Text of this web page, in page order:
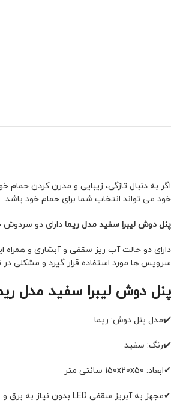
اگر به دنبال تازگی، زیبایی و مدرن کردن حمام
خود می تواند انتخاب شما برای حمام خود باشد.
پنل دوش لیبرا سفید مدل ریما دارای دو
دارای دو حالت آب ریز سقفی و آبشاری و
سرویس ها مورد استفاده قرار گیرد و مشکلی
پنل دوش لیبرا سفید مدل
✔️مدل پنل دوش: ریما
✔️رنگ: سفید
✔ابعاد: 150x20x50 سانتی متر
✔مجهز به آبریز سقفی LED بدون نیاز به برق و باطری